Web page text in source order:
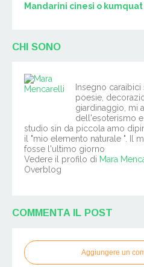
Mandarini cinesi o
CHI SONO
Insegno
poesie,
giardinaggio, mi
dell'esoterismo
studio sin da piccola amo
il "mio elemento naturale ". Il
fosse l'ultimo giorno
Vedere il profilo di Mara
Overblog
COMMENTA IL POST
Aggiungere un